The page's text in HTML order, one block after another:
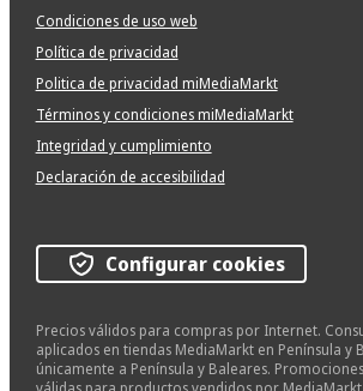
Condiciones de uso web
Política de privacidad
Politica de privacidad miMediaMarkt
Términos y condiciones miMediaMarkt
Integridad y cumplimiento
Declaración de accesibilidad
Configurar cookies
Precios válidos para compras por Internet.
aplicados en tiendas MediaMarkt en Península y
únicamente a Península y Baleares.